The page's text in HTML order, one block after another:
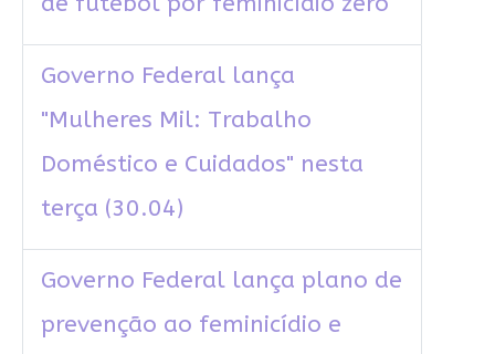
Governo Federal lança
"Mulheres Mil: Trabalho
Doméstico e Cuidados" nesta
terça (30.04)
Governo Federal lança plano de
prevenção ao feminicídio e